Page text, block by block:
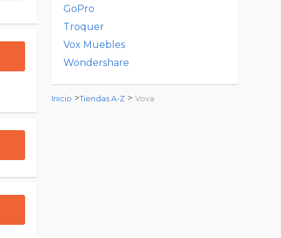
GoPro
Troquer
Vox Muebles
Wondershare
Inicio >Tiendas A-Z > Vova